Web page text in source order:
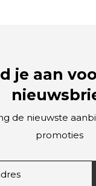
je aan
de nieuwste
promoties